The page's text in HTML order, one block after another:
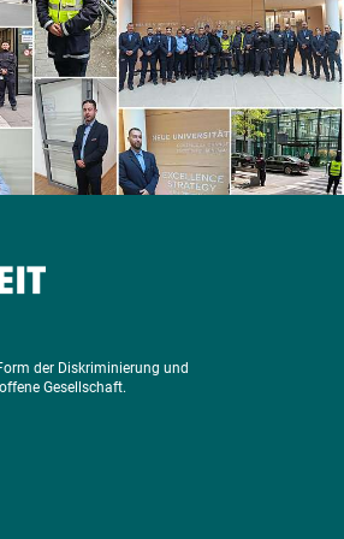
der Diskriminierung und
Gesellschaft.